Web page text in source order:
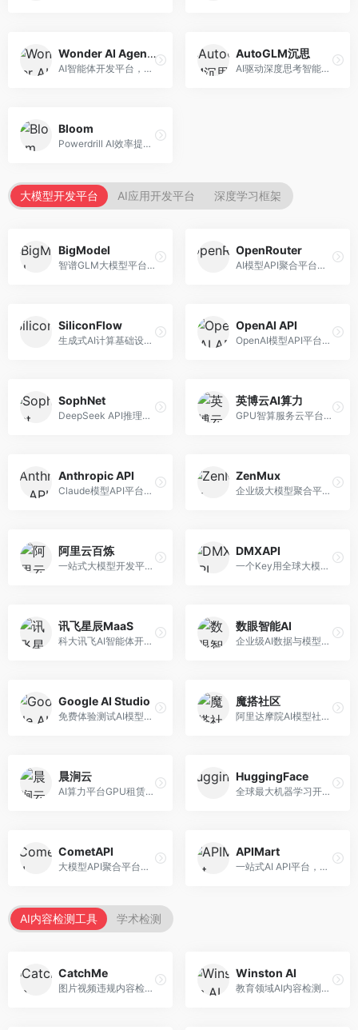
Wonder AI Agents
AI智能体开发平台，专注于低代码智能体创建。面向开发者，提供可视化开发、模板库、部署服务等功能，开发门槛低。
AutoGLM沉思
AI驱动深度思考智能体，专注于复杂推理任务。面向高级用户，提供深度分析、逻辑推理、决策支持等服务，推理能力强。
Bloom
Powerdrill AI效率提升平台，专注于企业智能化。面向企业用户，提供智能体创建、流程自动化、数据分析等服务，企业效率提升显著。
大模型开发平台 AI应用开发平台 深度学习框架
BigModel
智谱GLM大模型平台，提供API调用与模型服务。面向开发者和企业用户，提供GLM系列模型API、微调服务、应用开发工具等，开源生态完善。
OpenRouter
AI模型API聚合平台，整合多种主流大模型。面向开发者，提供统一API接口、模型对比、成本优化等服务，模型选择灵活。
SiliconFlow
生成式AI计算基础设施平台，专注于模型推理服务。面向开发者和企业，提供多模型API、高性能推理、成本优化等服务，推理性价比高。
OpenAI API
OpenAI模型API平台，提供GPT系列模型服务。面向开发者，提供模型API、微调服务、Assistants API等，是AI开发领域的基础设施。
SophNet
DeepSeek API推理平台，专注于DeepSeek模型服务。面向开发者，提供DeepSeek模型API、高性能推理、低成本服务，推理效率高。
英博云AI算力
GPU智算服务云平台，专注于AI算力租赁。面向AI研究者和企业，提供GPU租赁、模型训练、推理服务等，算力资源丰富。
Anthropic API
Claude模型API平台，专注于安全可靠的AI服务。面向开发者，提供Claude系列模型API、安全特性、企业级服务等，API质量高。
ZenMux
企业级大模型聚合平台，专注于企业AI服务。面向企业用户，提供多模型管理、安全合规、成本优化等服务，企业级功能完善。
阿里云百炼
一站式大模型开发平台，深度整合阿里云服务。面向企业开发者和AI团队，提供模型训练、微调、部署、应用开发等全流程服务，企业级功能完善。
DMXAPI
一个Key用全球大模型的聚合平台。面向开发者，提供多模型统一API、简化接入、成本控制等服务，接入便捷。
讯飞星辰MaaS
科大讯飞AI智能体开发平台，专注于企业级模型服务。面向企业用户，提供模型调用、智能体创建、行业解决方案等服务，中文能力突出。
数眼智能AI
企业级AI数据与模型服务平台，专注于数据驱动AI。面向企业用户，提供数据管理、模型训练、部署服务等，数据治理能力强。
Google AI Studio
免费体验测试AI模型的平台，深度整合Google生态。面向开发者和研究者，提供Gemini模型体验、API密钥管理、提示词测试等服务，免费使用。
魔搭社区
阿里达摩院AI模型社区，专注于中文AI生态。面向中文开发者，提供开源模型、数据集、开发工具等资源，中文模型丰富。
晨涧云
AI算力平台GPU租赁服务，专注于弹性算力。面向开发者和研究者，提供GPU租赁、弹性调度、成本优化等服务，算力灵活。
HuggingFace
全球最大机器学习开源社区，整合模型库与开发工具。面向AI研究者和开发者，提供开源模型、数据集、开发工具等资源，开源生态最完善。
CometAPI
大模型API聚合平台，整合多种AI模型服务。面向开发者，提供统一接口、模型切换、监控分析等服务，API管理便捷。
APIMart
一站式AI API平台，整合多种AI服务。面向开发者，提供模型API、图像处理、语音识别等服务，API种类丰富。
AI内容检测工具 学术检测
CatchMe
图片视频违规内容检测平台，专注于视觉内容安全。面向内容平台，提供图片审核、视频审核、直播监控等服务，视觉检测专业。
Winston AI
教育领域AI内容检测平台，专注于学术诚信。面向教育机构，提供AI内容检测、抄袭检测、报告生成等服务，教育适配性强。